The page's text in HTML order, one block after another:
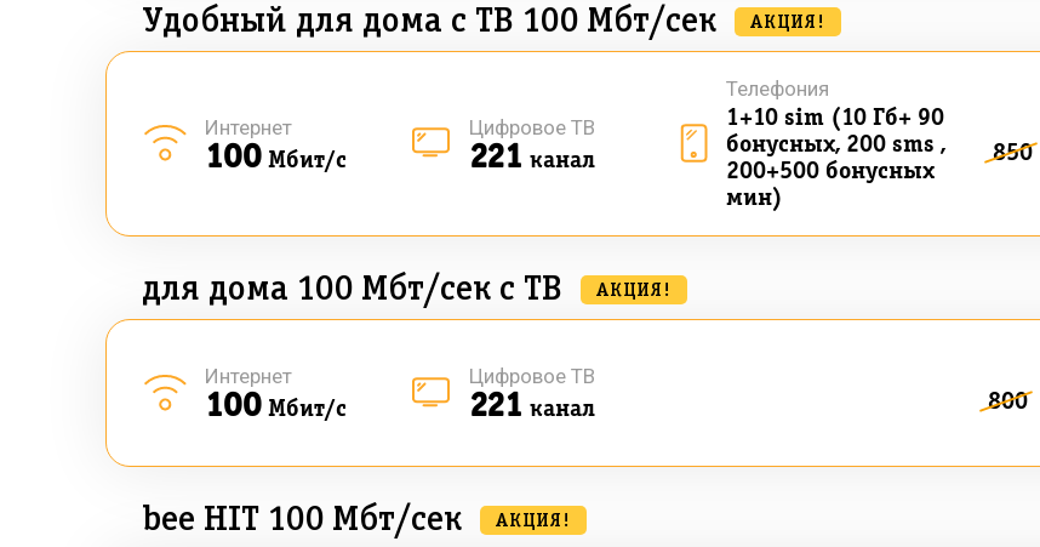
Удобный для дома с ТВ 100 Мбт/сек АКЦИЯ!
100 Мбит/с
Интернет
221 канал
Цифровое ТВ
1+10 sim (10 Гб+ 90
бонусных, 200 sms ,
200+500 бонусных
мин)
Телефония
850
для дома 100 Мбт/сек с ТВ АКЦИЯ!
100 Мбит/с
Интернет
221 канал
Цифровое ТВ
800
bee HIT 100 Мбт/сек АКЦИЯ!